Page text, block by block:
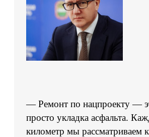
— Ремонт по нацпроекту —
просто укладка асфальта.
километр мы рассматриваем